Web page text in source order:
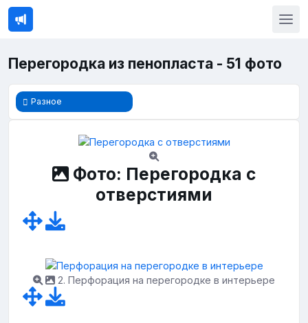
Перегородка из пенопласта - 51 фото
Разное
Фото: Перегородка с
отверстиями
2. Перфорация на перегородке в интерьере